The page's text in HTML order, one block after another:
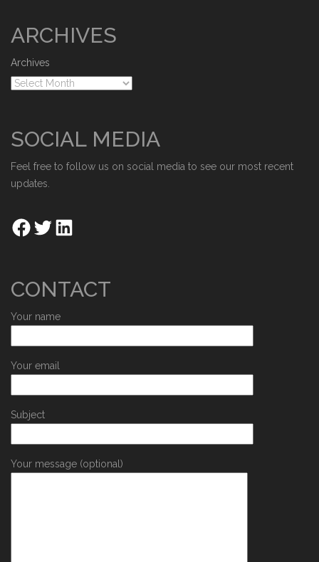
ARCHIVES
Archives
SOCIAL MEDIA
Feel free to follow us on social media to see our most recent
updates.
CONTACT
Your name
Your email
Subject
Your message (optional)